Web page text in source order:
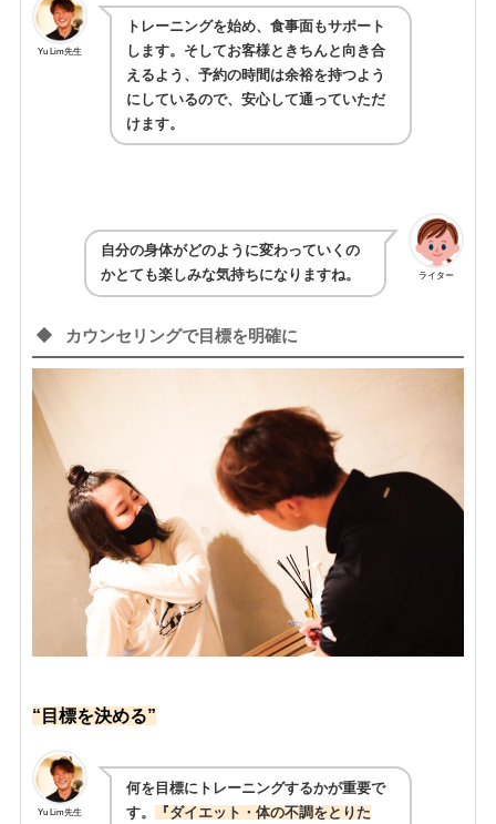
Yu Lim先生
トレーニングを始め、食事面もサポート
します。そしてお客様ときちんと向き合
えるよう、予約の時間は余裕を持つよう
にしているので、安心して通っていただ
けます。
ライター
自分の身体がどのように変わっていくの
かとても楽しみな気持ちになりますね。
カウンセリングで目標を明確に
“目標を決める”
Yu Lim先生
何を目標にトレーニングするかが重要で
す。
『ダイエット・体の不調をと りた